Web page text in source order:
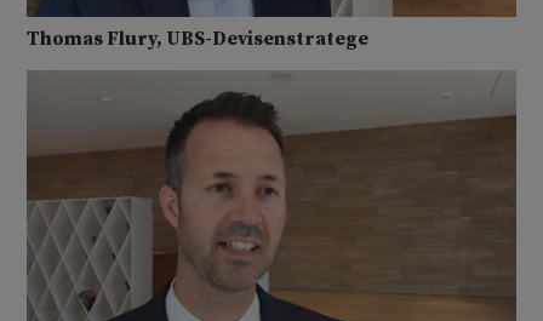
Thomas Flury, UBS-Devisenstratege